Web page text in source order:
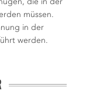
müssen.
in der
werden.